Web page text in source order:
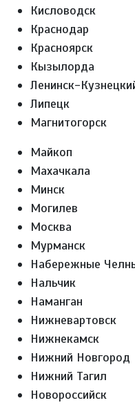
Кисловодск
Краснодар
Красноярск
Кызылорда
Ленинск-
Липецк
Магнитогорск
Майкоп
Махачкала
Минск
Могилев
Москва
Мурманск
Набережные
Нальчик
Наманган
Нижневартовск
Нижнекамск
Нижний Новгород
Нижний Тагил
Новороссийск